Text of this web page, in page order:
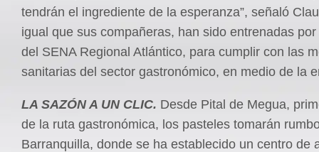
tendrán el ingrediente de la esperanza”, señaló
igual que sus compañeras, han sido entrenadas
del SENA Regional Atlántico, para cumplir con las
sanitarias del sector gastronómico, en medio de la
LA SAZÓN A UN CLIC. Desde Pital de Megua,
de la ruta gastronómica, los pasteles tomarán
Barranquilla, donde se ha establecido un centro de